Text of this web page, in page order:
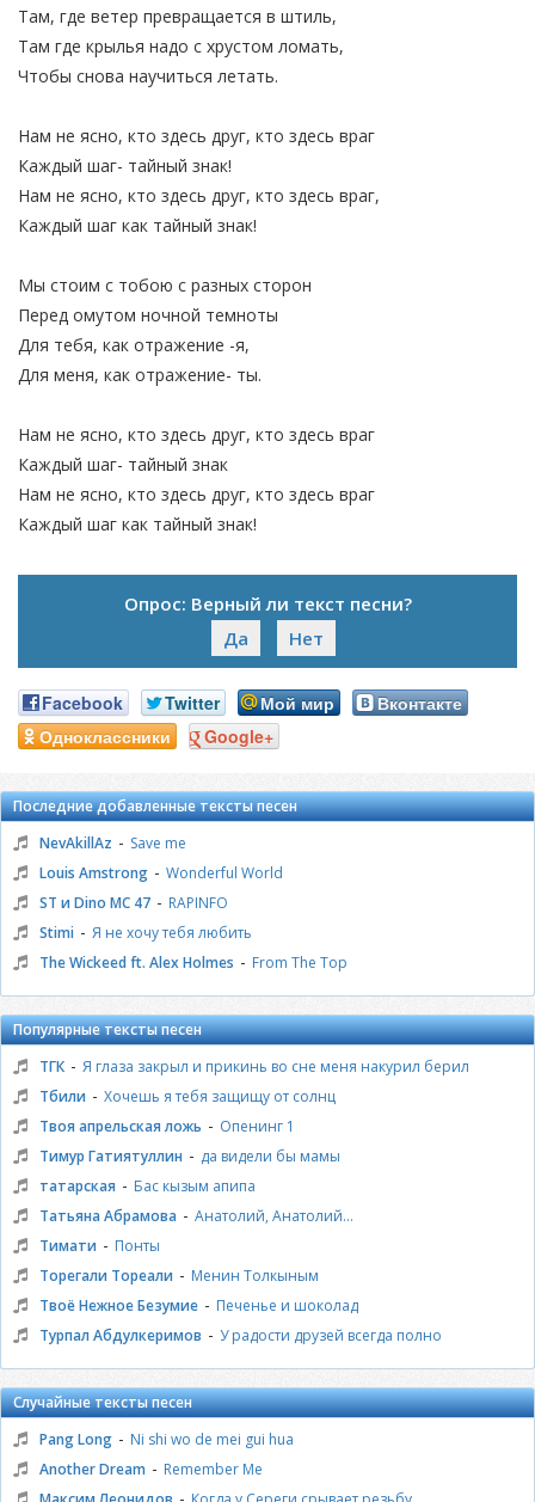
Там, где ветер превращается в штиль,
Там где крылья надо с хрустом ломать,
Чтобы снова научиться летать.
Нам не ясно, кто здесь друг, кто здесь враг
Каждый шаг- тайный знак!
Нам не ясно, кто здесь друг, кто здесь враг,
Каждый шаг как тайный знак!
Мы стоим с тобою с разных сторон
Перед омутом ночной темноты
Для тебя, как отражение -я,
Для меня, как отражение- ты.
Нам не ясно, кто здесь друг, кто здесь враг
Каждый шаг- тайный знак
Нам не ясно, кто здесь друг, кто здесь враг
Каждый шаг как тайный знак!
Опрос: Верный ли текст песни?
Да
Нет
Facebook Twitter Мой мир
Вконтакте
Одноклассники
Google+
Последние добавленные тексты песен
NevAkillAz - Save me
Louis Amstrong - Wonderful World
ST и Dino MC 47 - RAPINFO
Stimi - Я не хочу тебя любить
The Wickeed ft. Alex Holmes - From The Top
Популярные тексты песен
ТГК - Я глаза закрыл и прикинь во сне меня накурил берил
Тбили - Хочешь я тебя защищу от солнц
Твоя апрельская ложь - Опенинг 1
Тимур Гатиятуллин - да видели бы мамы
татарская - Бас кызым апипа
Татьяна Абрамова - Анатолий, Анатолий...
Тимати - Понты
Торегали Тореали - Менин Толкыным
Твоё Нежное Безумие - Печенье и шоколад
Турпал Абдулкеримов - У радости друзей всегда полно
Случайные тексты песен
Pang Long - Ni shi wo de mei gui hua
Another Dream - Remember Me